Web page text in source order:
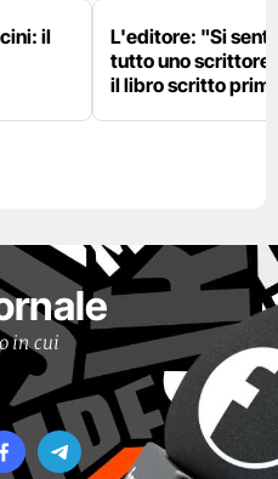
il
L'editore: "Si
tutto uno
il libro scritto
in cui